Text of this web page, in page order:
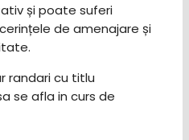
și poate suferi
de amenajare și
randari cu titlu
se afla in curs de